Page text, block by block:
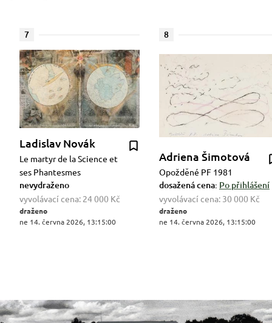
7
Ladislav Novák
Le martyr de la Science et
ses Phantesmes
nevydraženo
vyvolávací cena: 24 000 Kč
draženo
ne 14. června 2026, 13:15:00
8
Adriena Šimotová
Opožděné PF 1981
dosažená cena: Po přihlášení
vyvolávací cena: 30 000 Kč
draženo
ne 14. června 2026, 13:15:00